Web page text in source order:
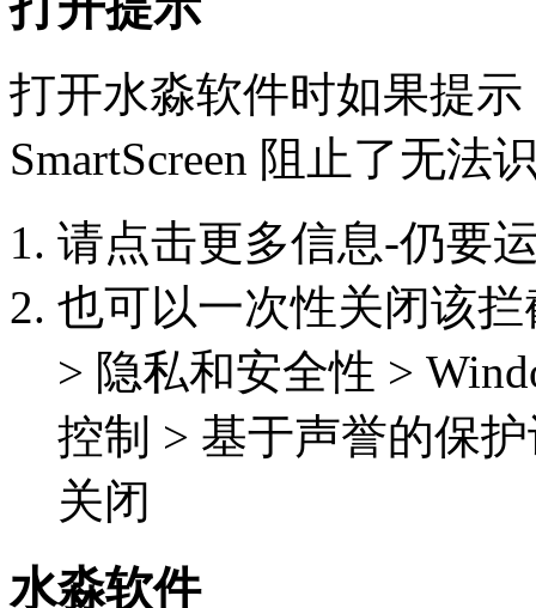
打开水淼软件时如果提示
SmartScreen 阻止了无法
请点击更多信息-仍要
也可以一次性关闭该
> 隐私和安全性 >
控制 > 基于声誉的保
关闭
水淼软件